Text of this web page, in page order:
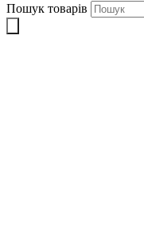
Пошук товарів